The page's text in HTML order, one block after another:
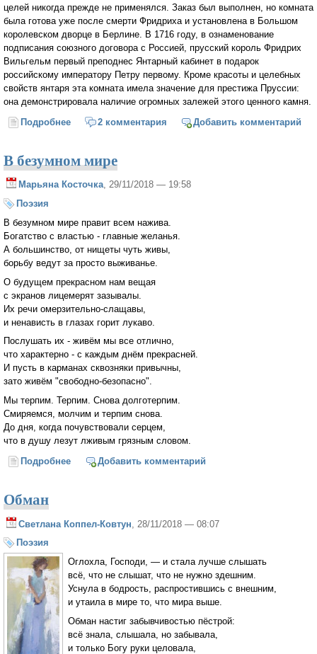
целей никогда прежде не применялся. Заказ был выполнен, но комната
была готова уже после смерти Фридриха и установлена в Большом
королевском дворце в Берлине. В 1716 году, в ознаменование
подписания союзного договора с Россией, прусский король Фридрих
Вильгельм первый преподнес Янтарный кабинет в подарок
российскому императору Петру первому. Кроме красоты и целебных
свойств янтаря эта комната имела значение для престижа Пруссии:
она демонстрировала наличие огромных залежей этого ценного камня.
Подробнее о Янтарная комната и Мамонтовый зал
2 комментария Добавить комментарий
В безумном мире
Марьяна Косточка, 29/11/2018 — 19:58
Поэзия
В безумном мире правит всем нажива.
Богатство с властью - главные желанья.
А большинство, от нищеты чуть живы,
борьбу ведут за просто выживанье.
О будущем прекрасном нам вещая
с экранов лицемерят зазывалы.
Их речи омерзительно-слащавы,
и ненависть в глазах горит лукаво.
Послушать их - живём мы все отлично,
что характерно - с каждым днём прекрасней.
И пусть в карманах сквозняки привычны,
зато живём "свободно-безопасно".
Мы терпим. Терпим. Снова долготерпим.
Смиряемся, молчим и терпим снова.
До дня, когда почувствовали серцем,
что в душу лезут лживым грязным словом.
Подробнее о В безумном мире
Добавить комментарий
Обман
Светлана Коппел-Ковтун , 28/11/2018 — 08:07
Поэзия
Оглохла, Господи, — и стала лучше слышать
всё, что не слышат, что не нужно здешним.
Уснула в бодрость, распростившись с внешним,
и утаила в мире то, что мира выше.
Обман настиг забывчивостью пёстрой:
всё знала, слышала, но забывала,
и только Богу руки целовала,